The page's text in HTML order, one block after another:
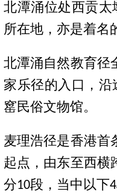
北潭涌位处西贡
所在地，亦是着名
北潭涌自然教育径
家乐径的入口，
窰民俗文物馆。
麦理浩径是香港首
起点，由东至西横
分10段，当中以下